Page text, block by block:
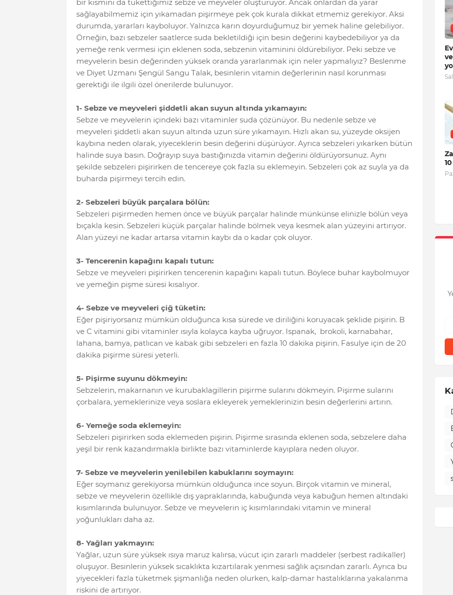
bir kısmını da tükettiğimiz sebze ve meyveler oluşturuyor. Ancak onlardan da yarar
sağlayabilmemiz için yıkamadan pişirmeye pek çok kurala dikkat etmemiz gerekiyor. Aksi
durumda, yararları kayboluyor. Yalnızca karın doyurduğumuz bir yemek haline gelebiliyor.
Örneğin, bazı sebzeler saatlerce suda bekletildiği için besin değerini kaybedebiliyor ya da
yemeğe renk vermesi için eklenen soda, sebzenin vitaminini öldürebiliyor. Peki sebze ve
meyvelerin besin değerinden yüksek oranda yararlanmak için neler yapmalıyız? Beslenme
ve Diyet Uzmanı Şengül Sangu Talak, besinlerin vitamin değerlerinin nasıl korunması
gerektiği ile ilgili özel önerilerde bulunuyor.
1- Sebze ve meyveleri şiddetli akan suyun altında yıkamayın:
Sebze ve meyvelerin içindeki bazı vitaminler suda çözünüyor. Bu nedenle sebze ve
meyveleri şiddetli akan suyun altında uzun süre yıkamayın. Hızlı akan su, yüzeyde oksijen
kaybına neden olarak, yiyeceklerin besin değerini düşürüyor. Ayrıca sebzeleri yıkarken bütün
halinde suya basın. Doğrayıp suya bastığınızda vitamin değerini öldürüyorsunuz. Aynı
şekilde sebzeleri pişirirken de tencereye çok fazla su eklemeyin. Sebzeleri çok az suyla ya da
buharda pişirmeyi tercih edin.
2- Sebzeleri büyük parçalara bölün:
Sebzeleri pişirmeden hemen önce ve büyük parçalar halinde münkünse elinizle bölün veya
bıçakla kesin. Sebzeleri küçük parçalar halinde bölmek veya kesmek alan yüzeyini artırıyor.
Alan yüzeyi ne kadar artarsa vitamin kaybı da o kadar çok oluyor.
3- Tencerenin kapağını kapalı tutun:
Sebze ve meyveleri pişirirken tencerenin kapağını kapalı tutun. Böylece buhar kaybolmuyor
ve yemeğin pişme süresi kısalıyor.
4- Sebze ve meyveleri çiğ tüketin:
Eğer pişiriyorsanız mümkün olduğunca kısa sürede ve diriliğini koruyacak şeklide pişirin. B
ve C vitamini gibi vitaminler ısıyla kolayca kayba uğruyor. Ispanak, brokoli, karnabahar,
lahana, bamya, patlıcan ve kabak gibi sebzeleri en fazla 10 dakika pişirin. Fasulye için de 20
dakika pişirme süresi yeterli.
5- Pişirme suyunu dökmeyin:
Sebzelerin, makarnanın ve kurubaklagillerin pişirme sularını dökmeyin. Pişirme sularını
çorbalara, yemeklerinize veya soslara ekleyerek yemeklerinizin besin değerlerini artırın.
6- Yemeğe soda eklemeyin:
Sebzeleri pişirirken soda eklemeden pişirin. Pişirme sırasında eklenen soda, sebzelere daha
yeşil bir renk kazandırmakla birlikte bazı vitaminlerde kayıplara neden oluyor.
7- Sebze ve meyvelerin yenilebilen kabuklarını soymayın:
Eğer soymanız gerekiyorsa mümkün olduğunca ince soyun. Birçok vitamin ve mineral,
sebze ve meyvelerin özellikle dış yapraklarında, kabuğunda veya kabuğun hemen altındaki
kısımlarında bulunuyor. Sebze ve meyvelerin iç kısımlarındaki vitamin ve mineral
yoğunlukları daha az.
8- Yağları yakmayın:
Yağlar, uzun süre yüksek ısıya maruz kalırsa, vücut için zararlı maddeler (serbest radikaller)
oluşuyor. Besinlerin yüksek sıcaklıkta kızartılarak yenmesi sağlık açısından zararlı. Ayrıca bu
yiyecekleri fazla tüketmek şişmanlığa neden olurken, kalp-damar hastalıklarına yakalanma
riskini de artırıyor.